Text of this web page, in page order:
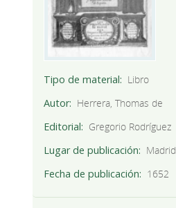
Tipo de material
Libro
Autor
Herrera, Thomas de
Editorial
Gregorio Rodríguez
Lugar de publicación
Madrid
Fecha de publicación
1652